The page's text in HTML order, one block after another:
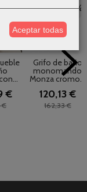
%
€
€
-26 %
Grifo de baño
monomando
Monza cromo...
120,13 €
162,33 €
Aceptar todas